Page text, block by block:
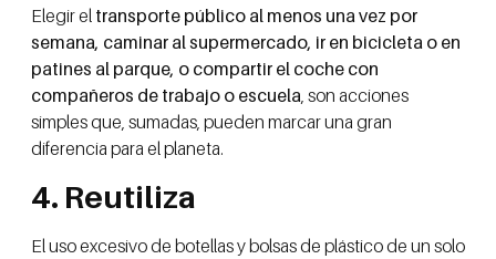
Elegir el transporte público al menos una vez por
semana, caminar al supermercado, ir en bicicleta o en
patines al parque, o compartir el coche con
compañeros de trabajo o escuela, son acciones
simples que, sumadas, pueden marcar una gran
diferencia para el planeta.
4. Reutiliza
El uso excesivo de botellas y bolsas de plástico de un solo